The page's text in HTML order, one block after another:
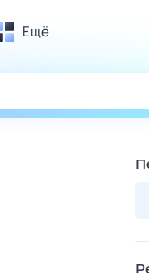
Ещё
ТВ-